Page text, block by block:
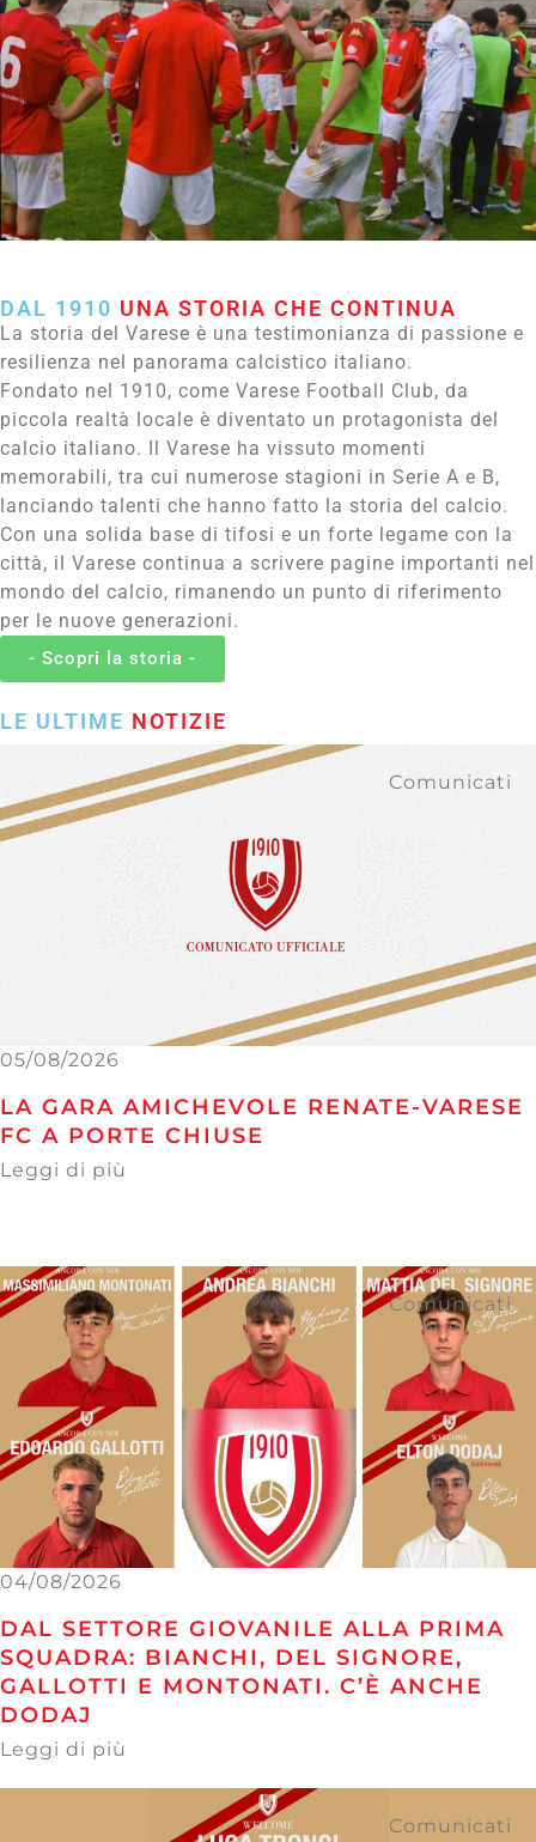
DAL 1910 UNA STORIA CHE CONTINUA
La storia del Varese è una testimonianza di passione e
resilienza nel panorama calcistico italiano.
Fondato nel 1910, come Varese Football Club, da
piccola realtà locale è diventato un protagonista del
calcio italiano. Il Varese ha vissuto momenti
memorabili, tra cui numerose stagioni in Serie A e B,
lanciando talenti che hanno fatto la storia del calcio.
Con una solida base di tifosi e un forte legame con la
città, il Varese continua a scrivere pagine importanti nel
mondo del calcio, rimanendo un punto di riferimento
per le nuove generazioni.
- Scopri la storia -
LE ULTIME NOTIZIE
Comunicati
05/08/2026
LA GARA AMICHEVOLE RENATE-VARESE
FC A PORTE CHIUSE
Leggi di più
Comunicati
04/08/2026
DAL SETTORE GIOVANILE ALLA PRIMA
SQUADRA: BIANCHI, DEL SIGNORE,
GALLOTTI E MONTONATI. C’È ANCHE
DODAJ
Leggi di più
Comunicati